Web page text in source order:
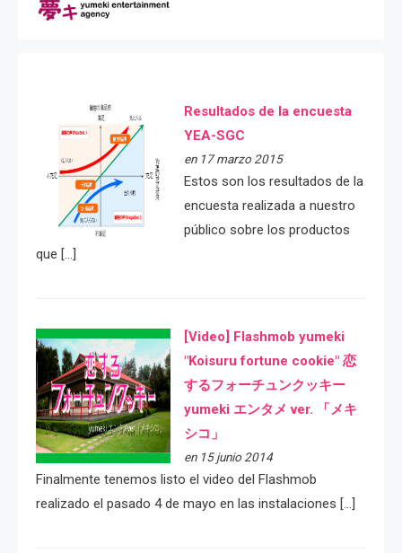
Resultados de la encuesta
YEA-SGC
en 17 marzo 2015
Estos son los resultados de la
encuesta realizada a nuestro
público sobre los productos
que […]
[Video] Flashmob yumeki
"Koisuru fortune cookie" 恋
するフォーチュンクッキー
yumeki エンタメ ver. 「メキ
シコ」
en 15 junio 2014
Finalmente tenemos listo el video del Flashmob
realizado el pasado 4 de mayo en las instalaciones […]